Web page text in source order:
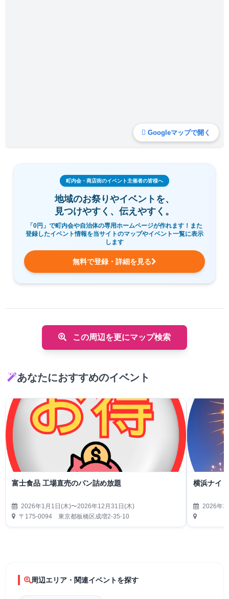
Googleマップで開く
町内会・商店街のイベント主催者の皆様へ
地域のお祭りやイベントを、
見つけやすく、伝えやすく。
「0円」で町内会や自治体の専用ホームページが作れます！また
登録したイベント情報を当サイトのマップやイベント一覧に表示
します
無料で登録・詳細を見る
この周辺を更にマップ検索
あなたにおすすめのイベント
富士食品 工場直売のパン詰め放題
2026年1月1日(木)〜2026年12月31日(木)
〒175-0094 東京都板橋区成増2-35-10
横浜ナイ
2026年1
周辺エリア・関連イベントを探す